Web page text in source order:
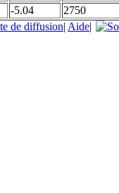
-5.04 2750
de diffusion| Aide|